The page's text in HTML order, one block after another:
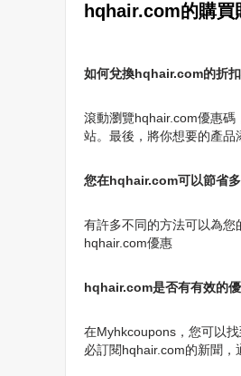
hqhair.com的購買
如何兌換hqhair.com的折扣
滾動瀏覽hqhair.com優惠碼
站。最後，將你想要的產
您在hqhair.com可以節省多
有許多不同的方法可以為
hqhair.com優惠
hqhair.com是否有有效的優
在Myhkcoupons，您可以
必訂閱hqhair.com的新聞